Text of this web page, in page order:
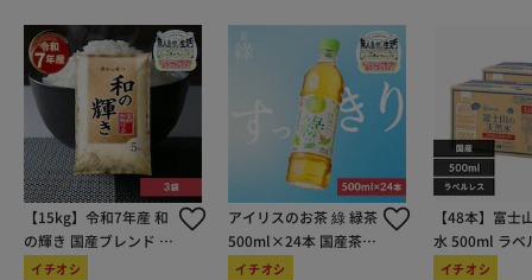
【15kg】令和7年産 和
の輝き 国産ブレンド 5
kg×3袋
イチオシ
アイリスのお茶 綠 緑茶
500ml×24本 国産茶葉
100％使用
イチオシ
【48本】富士
水 500ml ラベ
イチオシ